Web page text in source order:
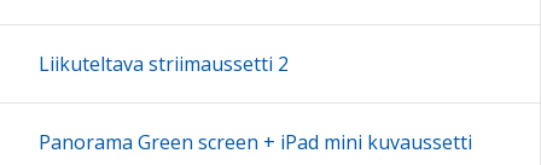
22:00
23:00
Liikuteltava striimaussetti 2
Panorama Green screen + iPad mini kuvaussetti